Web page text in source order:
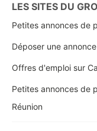
LES SITES DU
Petites annonces de
Déposer une
Offres d'emploi sur
Petites annonces de
Réunion